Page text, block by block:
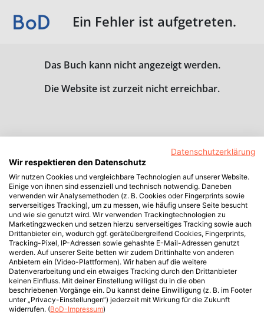
Ein Fehler ist aufgetreten.
Das Buch kann nicht angezeigt werden.
Die Website ist zurzeit nicht erreichbar.
Datenschutzerklärung
Wir respektieren den Datenschutz
Wir nutzen Cookies und vergleichbare Technologien auf unserer Website.
Einige von ihnen sind essenziell und technisch notwendig. Daneben
verwenden wir Analysemethoden (z. B. Cookies oder Fingerprints sowie
serverseitiges Tracking), um zu messen, wie häufig unsere Seite besucht
und wie sie genutzt wird. Wir verwenden Trackingtechnologien zu
Marketingzwecken und setzen hierzu serverseitiges Tracking sowie auch
Drittanbieter ein, wodurch ggf. geräteübergreifend Cookies, Fingerprints,
Tracking-Pixel, IP-Adressen sowie gehashte E-Mail-Adressen genutzt
werden. Auf unserer Seite betten wir zudem Drittinhalte von anderen
Anbietern ein (Video-Plattformen). Wir haben auf die weitere
Datenverarbeitung und ein etwaiges Tracking durch den Drittanbieter
keinen Einfluss. Mit deiner Einstellung willigst du in die oben
beschriebenen Vorgänge ein. Du kannst deine Einwilligung (z. B. im Footer
unter „Privacy-Einstellungen“) jederzeit mit Wirkung für die Zukunft
widerrufen. (BoD-Impressum)